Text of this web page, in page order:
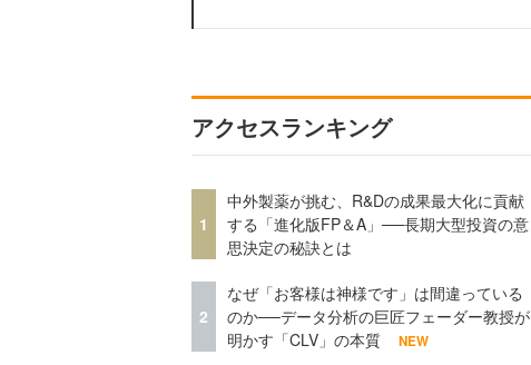
アクセスランキング
1
中外製薬が挑む、R&Dの成果最大化に貢献
する「進化版FP＆A」──長期大型投資の意
思決定の秘訣とは
2
なぜ「お客様は神様です」は間違っている
のか──データ分析の巨匠フェーダー教授が
明かす「CLV」の本質
NEW